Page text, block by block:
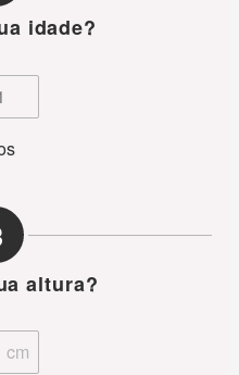
idade?
altura?